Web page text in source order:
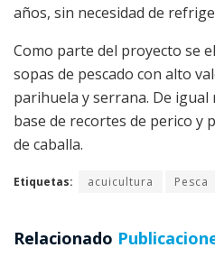
años, sin necesidad de
Como parte del proyecto se
sopas de pescado con alto
parihuela y serrana. De
base de recortes de perico y
de caballa.
Etiquetas: acuicultura Pesca
Relacionado